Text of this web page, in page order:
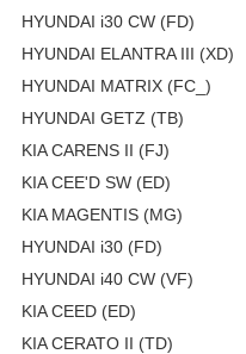
HYUNDAI i30 CW (FD)
HYUNDAI ELANTRA III (XD)
HYUNDAI MATRIX (FC_)
HYUNDAI GETZ (TB)
KIA CARENS II (FJ)
KIA CEE'D SW (ED)
KIA MAGENTIS (MG)
HYUNDAI i30 (FD)
HYUNDAI i40 CW (VF)
KIA CEED (ED)
KIA CERATO II (TD)